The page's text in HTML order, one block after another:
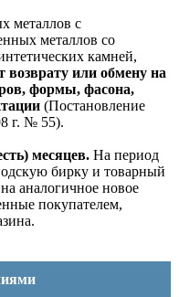
металлов с
металлов со
камней,
возврату или обмену на
формы, фасона,
(Постановление
г. № 55).
месяцев. На период
бирку и товарный
аналогичное новое
покупателем,